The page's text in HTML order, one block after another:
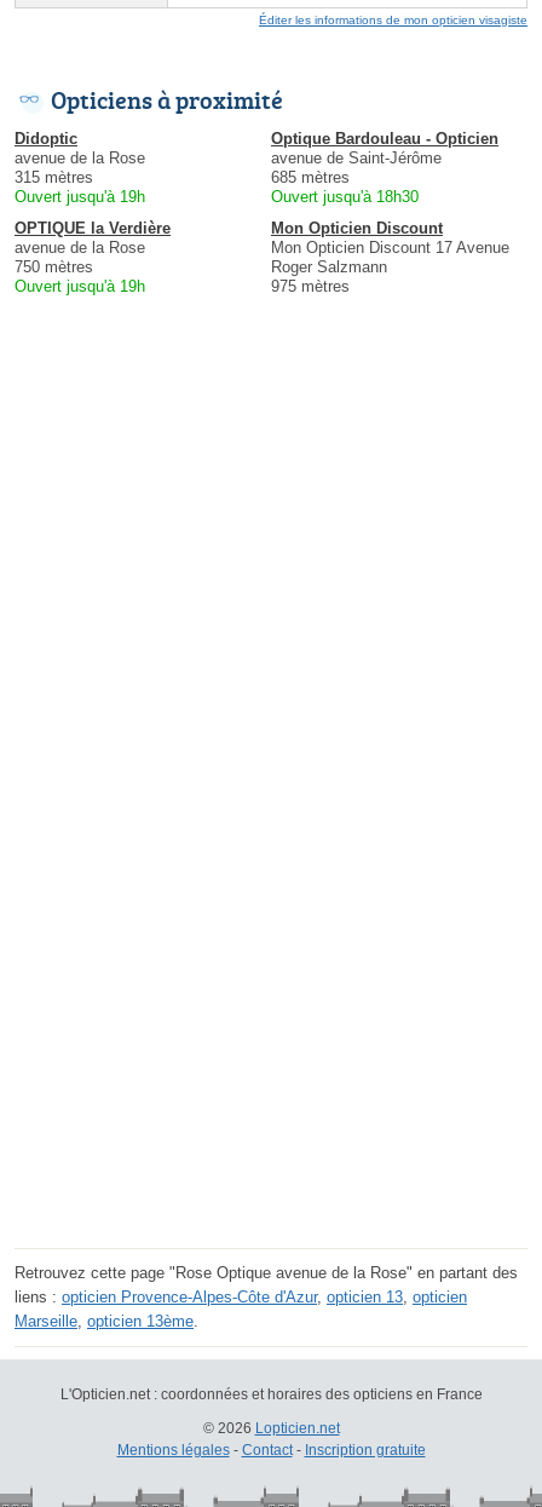
Éditer les informations de mon opticien visagiste
Opticiens à proximité
Didoptic
avenue de la Rose
315 mètres
Ouvert jusqu'à 19h
Optique Bardouleau - Opticien
avenue de Saint-Jérôme
685 mètres
Ouvert jusqu'à 18h30
OPTIQUE la Verdière
avenue de la Rose
750 mètres
Ouvert jusqu'à 19h
Mon Opticien Discount
Mon Opticien Discount 17 Avenue
Roger Salzmann
975 mètres
Retrouvez cette page "Rose Optique avenue de la Rose" en partant des
liens : opticien Provence-Alpes-Côte d'Azur, opticien 13, opticien
Marseille, opticien 13ème.
L'Opticien.net : coordonnées et horaires des opticiens en France
© 2026 Lopticien.net
Mentions légales- Contact- Inscription gratuite